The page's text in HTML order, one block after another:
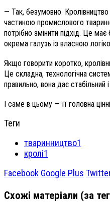
— Так, безумовно.
частиною промислового
потрібно змінити підхід. Це
окрема галузь із власною
Якщо говорити коротко,
Це складна, технологічна
правильно, вона дає стабільний
І саме в цьому — її головна
Теги
тваринництво1
кролі1
Facebook Google Plus
Схожі матеріали (за